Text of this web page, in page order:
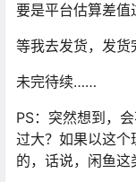
要是平台估算差值
等我去发货，发货
未完待续……
PS：突然想到，
过大？如果以这
的，话说，闲鱼这